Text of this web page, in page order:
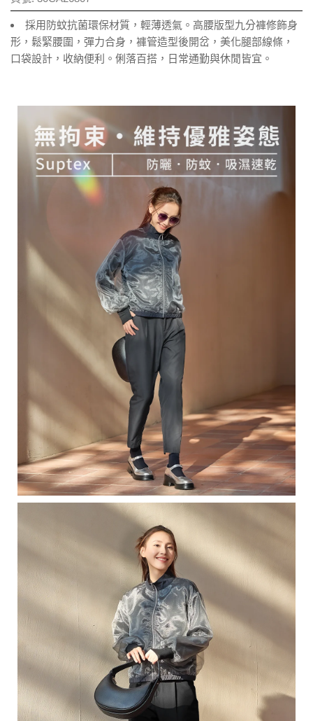
採用防蚊抗菌環保材質，輕薄透氣。高腰版型九分褲修飾身
形，鬆緊腰圍，彈力合身，褲管造型後開岔，美化腿部線條，
口袋設計，收納便利。俐落百搭，日常通勤與休閒皆宜。